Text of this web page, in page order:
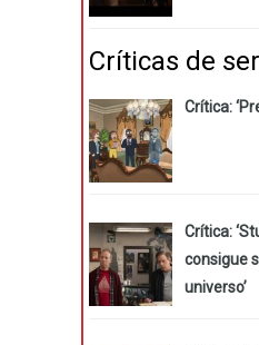
Críticas de
Crítica:
Crítica:
consigue
universo’